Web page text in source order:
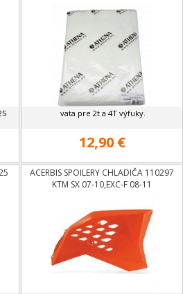
vata pre 2t a 4T výfuky.
12,90 €
ACERBIS SPOILERY CHLADIČA 110297
KTM SX 07-10,EXC-F 08-11